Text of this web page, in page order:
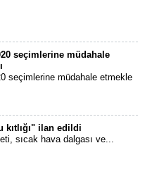
seçimlerine müdahale
seçimlerine müdahale etmekle
kıtlığı" ilan edildi
sıcak hava dalgası ve...